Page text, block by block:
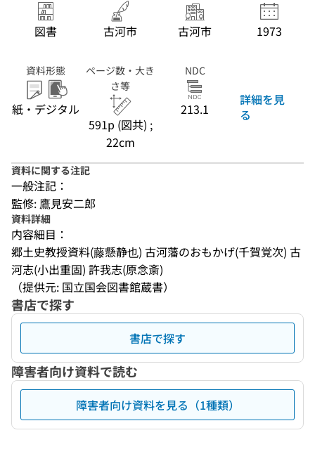
図書 古河市 古河市 1973
資料形態
紙・デジタル
ページ数・大き
さ等
591p (図共) ;
22cm
NDC
213.1
詳細を見
る
資料に関する注記
一般注記：
監修: 鷹見安二郎
資料詳細
内容細目：
郷土史教授資料(藤懸静也) 古河藩のおもかげ(千賀覚次) 古
河志(小出重固) 許我志(原念斎)
（提供元: 国立国会図書館蔵書）
書店で探す
書店で探す
障害者向け資料で読む
障害者向け資料を見る（1種類）